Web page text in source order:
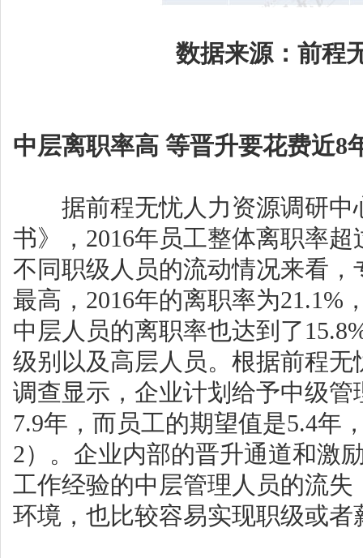
数据来源：前程无
中层离职率高 等晋升要花费近8
据前程无忧人力资源调研中
书》，2016年员工整体离职率
不同职级人员的流动情况来看
最高，2016年的离职率为21.1%
中层人员的离职率也达到了
级别以及高层人员。根据前程
调查显示，企业计划给予中级
7.9年，而员工的期望值是5.4年
2）。企业内部的晋升通道和激
工作经验的中层管理人员的流
环境，也比较容易实现职级或者